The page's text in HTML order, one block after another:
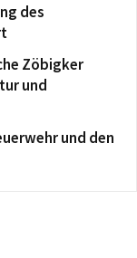
des
Zöbigker
und
und den